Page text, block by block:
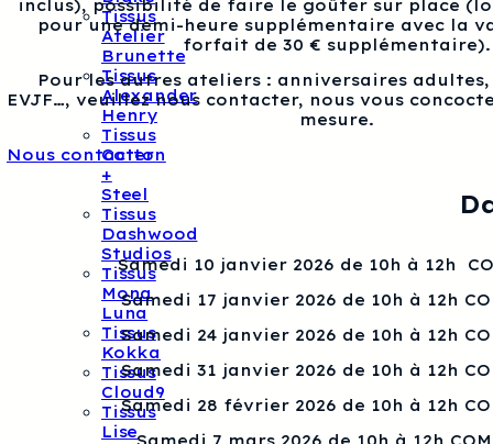
Tissus
Atelier
Brunette
Tissus
Alexander
Henry
Tissus
Cotton
+
Steel
Tissus
Dashwood
Studios
Tissus
Mona
Luna
Tissus
Kokka
Tissus
Cloud9
Tissus
Lise
inclus), possibilité de faire le goûter sur place
pour une demi-heure supplémentaire avec la
forfait de 30 € supplémentaire).
Pour les autres ateliers : anniversaires
EVJF…, veuillez nous contacter, nous vous
mesure.
Nous contacter
Samedi 10 janvier 2026 de 10h à 12h
Samedi 17 janvier 2026 de 10h à 12h
Samedi 24 janvier 2026 de 10h à 12h
Samedi 31 janvier 2026 de 10h à 12h
Samedi 28 février 2026 de 10h à 12h